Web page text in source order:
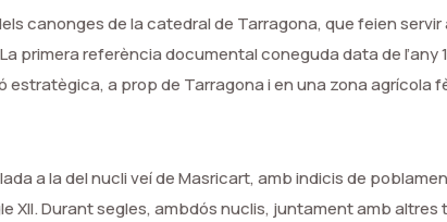
canonges de la catedral de Tarragona, que feien
primera referència documental coneguda data de l’any
estratègica, a prop de Tarragona i en una zona agrícola
a la del nucli veí de Masricart, amb indicis de
XII. Durant segles, ambdós nuclis, juntament amb altres